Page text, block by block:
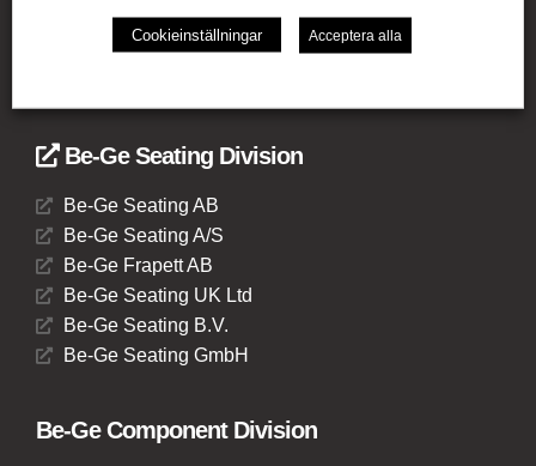
Be-Ge Seating Division
Be-Ge Seating AB
Be-Ge Seating A/S
Be-Ge Frapett AB
Be-Ge Seating UK Ltd
Be-Ge Seating B.V.
Be-Ge Seating GmbH
Be-Ge Component Division
Cookieinställningar Acceptera alla